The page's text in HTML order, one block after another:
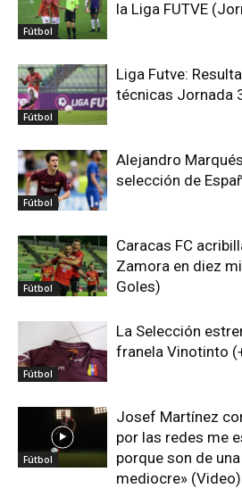
Fútbol
la Liga FUTVE
Fútbol
Liga Futve:
técnicas Jornada
Fútbol
Alejandro
selección de
Fútbol
Caracas FC
Zamora en diez
Goles)
Fútbol
La Selección
franela Vinotinto
Fútbol
Josef Martínez
por las redes me
porque son de
mediocre» (Video)